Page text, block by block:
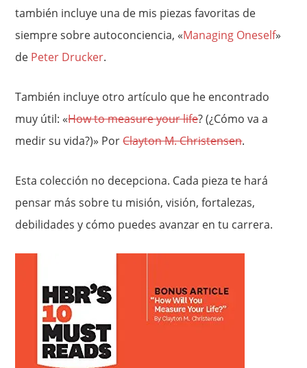
también incluye una de mis piezas favoritas de
siempre sobre autoconciencia, «Managing Oneself»
de Peter Drucker.
También incluye otro artículo que he encontrado
muy útil: «How to measure your life? (¿Cómo va a
medir su vida?)» PorClayton M. Christensen.
Esta colección no decepciona. Cada pieza te hará
pensar más sobre tu misión, visión, fortalezas,
debilidades y cómo puedes avanzar en tu carrera.